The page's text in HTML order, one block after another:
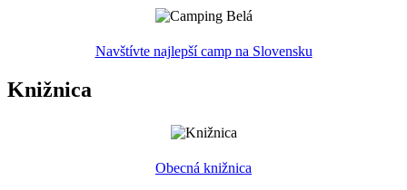
Navštívte najlepší camp na Slovensku
Knižnica
Obecná knižnica